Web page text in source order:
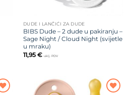
DUDE I LANČIĆI ZA DUDE
BIBS Dude – 2 dude u pakiranju –
Sage Night / Cloud Night (svijetle
u mraku)
11,95 € uklj. PDV